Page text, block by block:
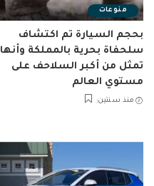
منوعات
بحجم السيارة تم اكتشاف
سلحفاة بحرية بالمملكة وأنها
تمثل من أكبر السلاحف على
مستوي العالم
منذ سنتين